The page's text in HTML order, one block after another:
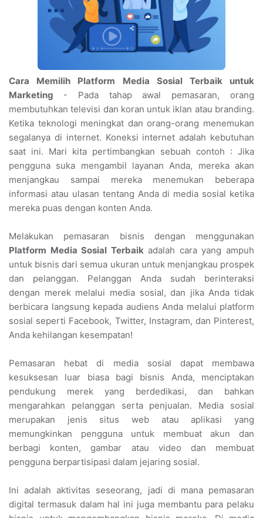
Cara Memilih Platform Media Sosial Terbaik untuk
Marketing - Pada tahap awal pemasaran, orang
membutuhkan televisi dan koran untuk iklan atau branding.
Ketika teknologi meningkat dan orang-orang menemukan
segalanya di internet. Koneksi internet adalah kebutuhan
saat ini. Mari kita pertimbangkan sebuah contoh : Jika
pengguna suka mengambil layanan Anda, mereka akan
menjangkau sampai mereka menemukan beberapa
informasi atau ulasan tentang Anda di media sosial ketika
mereka puas dengan konten Anda.
Melakukan pemasaran bisnis dengan menggunakan
Platform Media Sosial Terbaikadalah cara yang ampuh
untuk bisnis dari semua ukuran untuk menjangkau prospek
dan pelanggan. Pelanggan Anda sudah berinteraksi
dengan merek melalui media sosial, dan jika Anda tidak
berbicara langsung kepada audiens Anda melalui platform
sosial seperti Facebook, Twitter, Instagram, dan Pinterest,
Anda kehilangan kesempatan!
Pemasaran hebat di media sosial dapat membawa
kesuksesan luar biasa bagi bisnis Anda, menciptakan
pendukung merek yang berdedikasi, dan bahkan
mengarahkan pelanggan serta penjualan. Media sosial
merupakan jenis situs web atau aplikasi yang
memungkinkan pengguna untuk membuat akun dan
berbagi konten, gambar atau video dan membuat
pengguna berpartisipasi dalam jejaring sosial.
Ini adalah aktivitas seseorang, jadi di mana pemasaran
digital termasuk dalam hal ini juga membantu para pelaku